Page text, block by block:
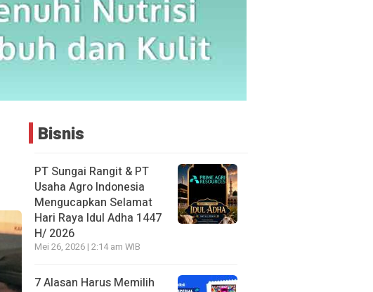
Bisnis
PT Sungai Rangit & PT
Usaha Agro Indonesia
Mengucapkan Selamat
Hari Raya Idul Adha 1447
H/ 2026
Mei 26, 2026 | 2:14 am WIB
7 Alasan Harus Memilih